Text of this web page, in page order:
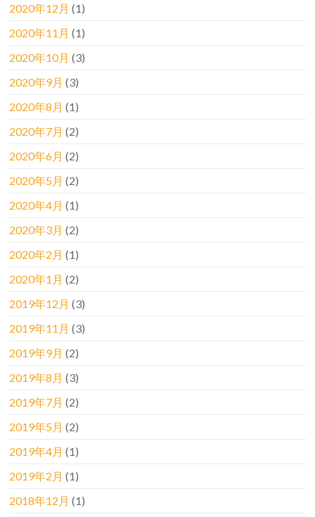
2020年12月 (1)
2020年11月 (1)
2020年10月 (3)
2020年9月 (3)
2020年8月 (1)
2020年7月 (2)
2020年6月 (2)
2020年5月 (2)
2020年4月 (1)
2020年3月 (2)
2020年2月 (1)
2020年1月 (2)
2019年12月 (3)
2019年11月 (3)
2019年9月 (2)
2019年8月 (3)
2019年7月 (2)
2019年5月 (2)
2019年4月 (1)
2019年2月 (1)
2018年12月 (1)